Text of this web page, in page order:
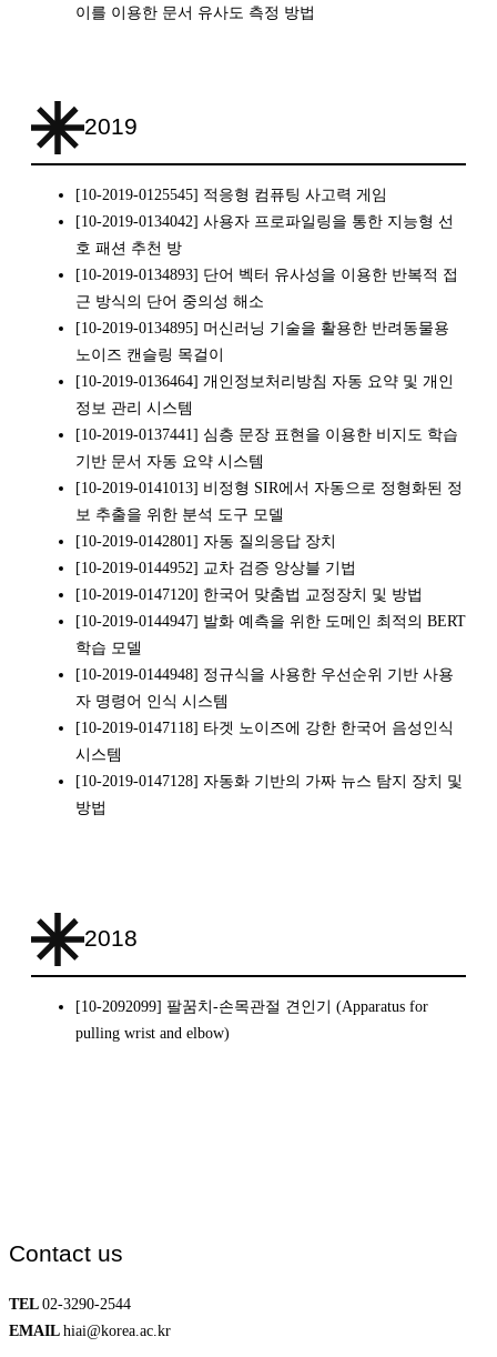
이를 이용한 문서 유사도 측정 방법
2019
[10-2019-0125545] 적응형 컴퓨팅 사고력 게임
[10-2019-0134042] 사용자 프로파일링을 통한 지능형 선
호 패션 추천 방
[10-2019-0134893] 단어 벡터 유사성을 이용한 반복적 접
근 방식의 단어 중의성 해소
[10-2019-0134895] 머신러닝 기술을 활용한 반려동물용
노이즈 캔슬링 목걸이
[10-2019-0136464] 개인정보처리방침 자동 요약 및 개인
정보 관리 시스템
[10-2019-0137441] 심층 문장 표현을 이용한 비지도 학습
기반 문서 자동 요약 시스템
[10-2019-0141013] 비정형 SIR에서 자동으로 정형화된 정
보 추출을 위한 분석 도구 모델
[10-2019-0142801] 자동 질의응답 장치
[10-2019-0144952] 교차 검증 앙상블 기법
[10-2019-0147120] 한국어 맞춤법 교정장치 및 방법
[10-2019-0144947] 발화 예측을 위한 도메인 최적의 BERT
학습 모델
[10-2019-0144948] 정규식을 사용한 우선순위 기반 사용
자 명령어 인식 시스템
[10-2019-0147118] 타겟 노이즈에 강한 한국어 음성인식
시스템
[10-2019-0147128] 자동화 기반의 가짜 뉴스 탐지 장치 및
방법
2018
[10-2092099] 팔꿈치-손목관절 견인기 (Apparatus for
pulling wrist and elbow)
Contact us
TEL02-3290-2544
EMAILhiai@korea.ac.kr